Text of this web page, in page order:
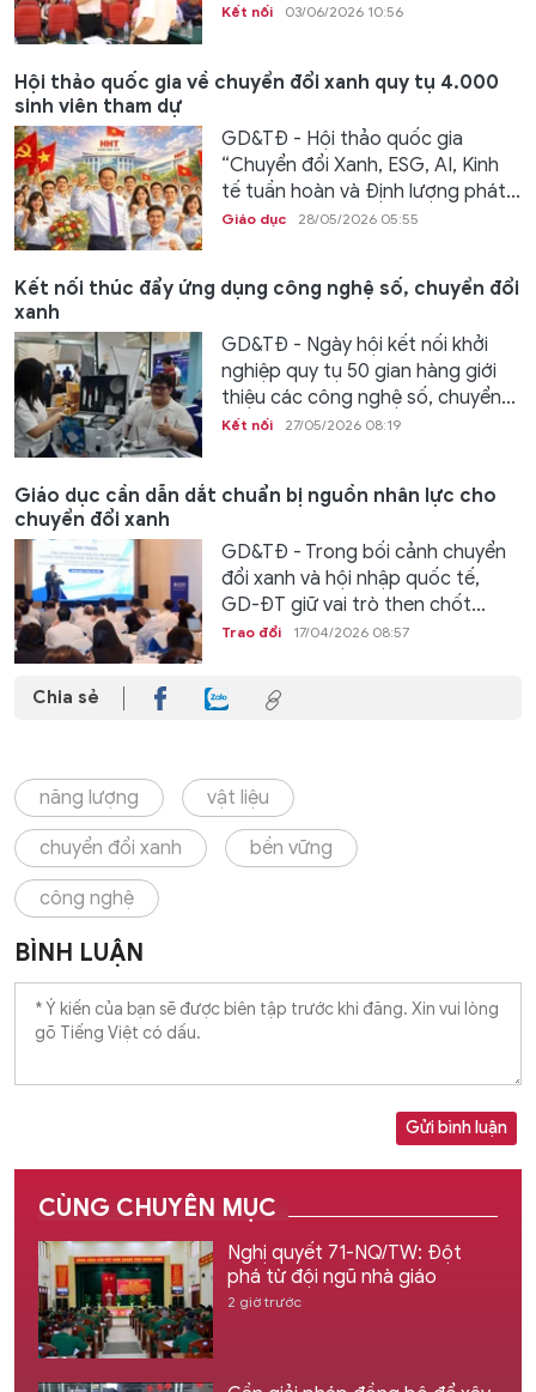
Kết nối 03/06/2026 10:56
Hội thảo quốc gia về chuyển đổi xanh quy tụ 4.000
sinh viên tham dự
GD&TĐ - Hội thảo quốc gia
“Chuyển đổi Xanh, ESG, AI, Kinh
tế tuần hoàn và Định lượng phát...
Giáo dục 28/05/2026 05:55
Kết nối thúc đẩy ứng dụng công nghệ số, chuyển đổi
xanh
GD&TĐ - Ngày hội kết nối khởi
nghiệp quy tụ 50 gian hàng giới
thiệu các công nghệ số, chuyển...
Kết nối 27/05/2026 08:19
Giáo dục cần dẫn dắt chuẩn bị nguồn nhân lực cho
chuyển đổi xanh
GD&TĐ - Trong bối cảnh chuyển
đổi xanh và hội nhập quốc tế,
GD-ĐT giữ vai trò then chốt...
Trao đổi 17/04/2026 08:57
Chia sẻ
năng lượng vật liệu
chuyển đổi xanh bền vững
công nghệ
BÌNH LUẬN
Gửi bình luận
CÙNG CHUYÊN MỤC
Nghị quyết 71-NQ/TW: Đột
phá từ đội ngũ nhà giáo
2 giờ trước